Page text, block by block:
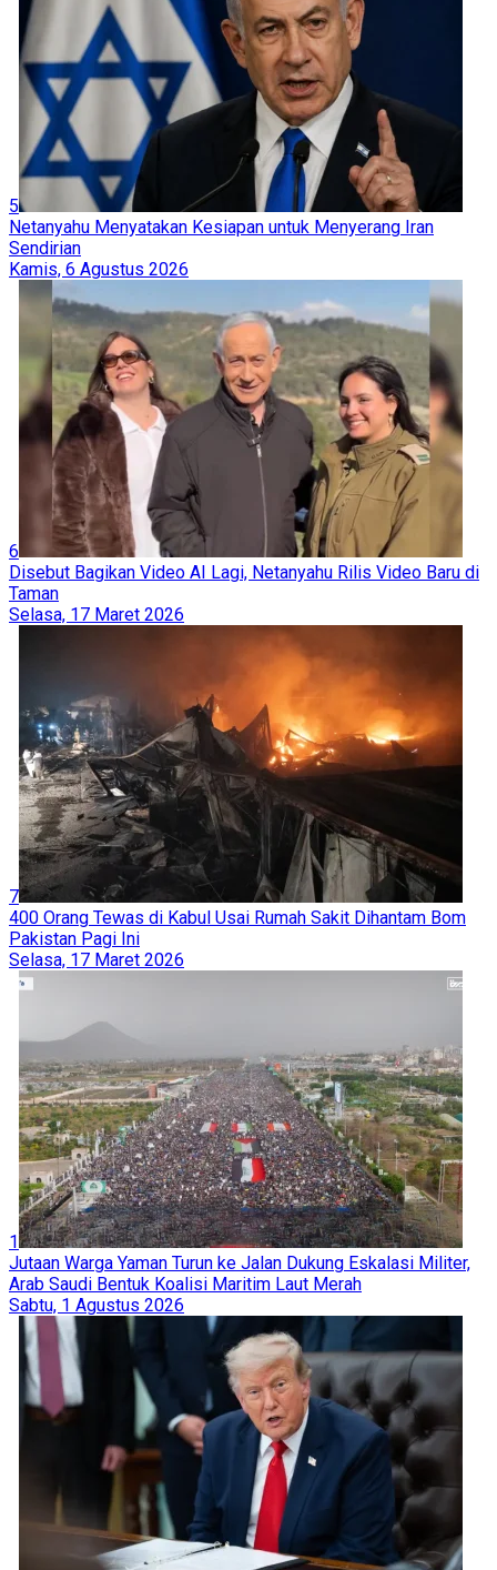
5
Netanyahu Menyatakan Kesiapan untuk Menyerang Iran
Sendirian
Kamis, 6 Agustus 2026
6
Disebut Bagikan Video AI Lagi, Netanyahu Rilis Video Baru di
Taman
Selasa, 17 Maret 2026
7
400 Orang Tewas di Kabul Usai Rumah Sakit Dihantam Bom
Pakistan Pagi Ini
Selasa, 17 Maret 2026
1
Jutaan Warga Yaman Turun ke Jalan Dukung Eskalasi Militer,
Arab Saudi Bentuk Koalisi Maritim Laut Merah
Sabtu, 1 Agustus 2026